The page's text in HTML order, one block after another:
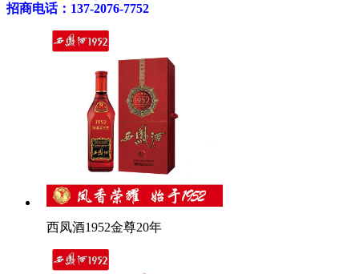
招商电话：137-2076-7752
西凤酒1952金尊20年